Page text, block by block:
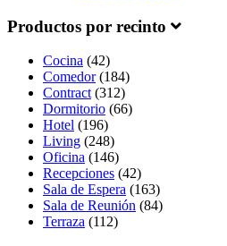
Productos por recinto
Cocina (42)
Comedor(184)
Contract (312)
Dormitorio (66)
Hotel (196)
Living (248)
Oficina (146)
Recepciones (42)
Sala de Espera (163)
Sala de Reunión (84)
Terraza (112)